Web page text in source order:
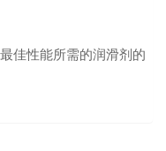
佳性能所需的润滑剂的